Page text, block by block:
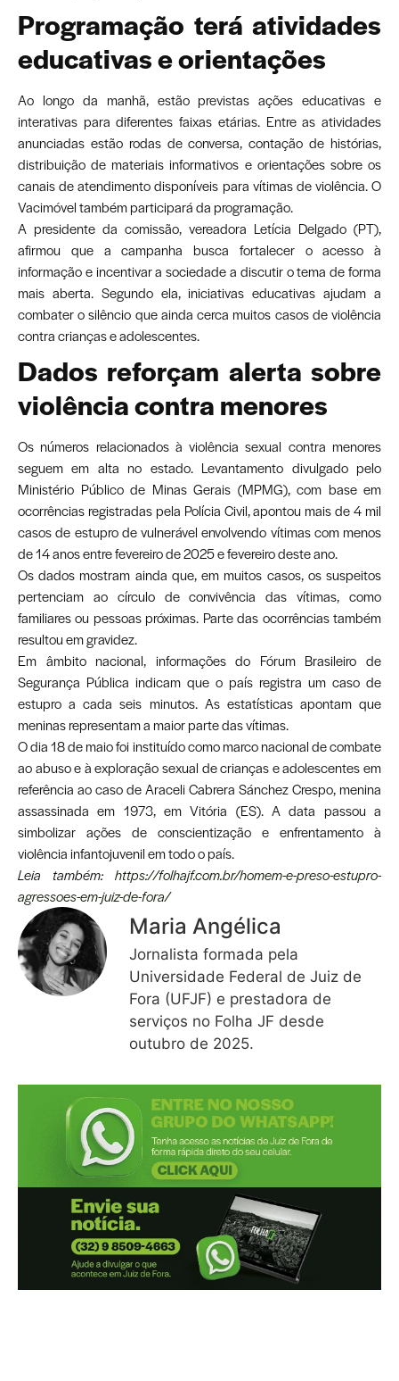
Programação terá atividades
educativas e orientações
Ao longo da manhã, estão previstas ações educativas e
interativas para diferentes faixas etárias. Entre as atividades
anunciadas estão rodas de conversa, contação de histórias,
distribuição de materiais informativos e orientações sobre os
canais de atendimento disponíveis para vítimas de violência. O
Vacimóvel também participará da programação.
A presidente da comissão, vereadora Letícia Delgado (PT),
afirmou que a campanha busca fortalecer o acesso à
informação e incentivar a sociedade a discutir o tema de forma
mais aberta. Segundo ela, iniciativas educativas ajudam a
combater o silêncio que ainda cerca muitos casos de violência
contra crianças e adolescentes.
Dados reforçam alerta sobre
violência contra menores
Os números relacionados à violência sexual contra menores
seguem em alta no estado. Levantamento divulgado pelo
Ministério Público de Minas Gerais (MPMG), com base em
ocorrências registradas pela Polícia Civil, apontou mais de 4 mil
casos de estupro de vulnerável envolvendo vítimas com menos
de 14 anos entre fevereiro de 2025 e fevereiro deste ano.
Os dados mostram ainda que, em muitos casos, os suspeitos
pertenciam ao círculo de convivência das vítimas, como
familiares ou pessoas próximas. Parte das ocorrências também
resultou em gravidez.
Em âmbito nacional, informações do Fórum Brasileiro de
Segurança Pública indicam que o país registra um caso de
estupro a cada seis minutos. As estatísticas apontam que
meninas representam a maior parte das vítimas.
O dia 18 de maio foi instituído como marco nacional de combate
ao abuso e à exploração sexual de crianças e adolescentes em
referência ao caso de Araceli Cabrera Sánchez Crespo, menina
assassinada em 1973, em Vitória (ES). A data passou a
simbolizar ações de conscientização e enfrentamento à
violência infantojuvenil em todo o país.
Leia também: https://folhajf.com.br/homem-e-preso-estupro-
agressoes-em-juiz-de-fora/
Maria Angélica
Jornalista formada pela
Universidade Federal de Juiz de
Fora (UFJF) e prestadora de
serviços no Folha JF desde
outubro de 2025.